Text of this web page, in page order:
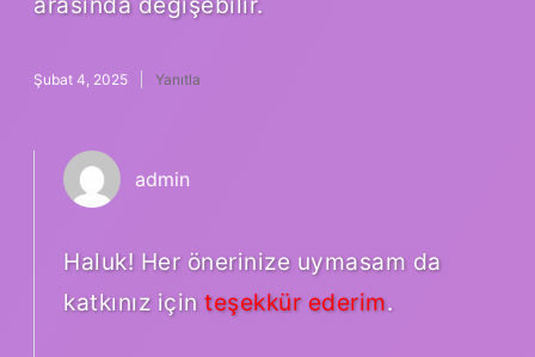
Şubat 4, 2025 Yanıtla
admin
Haluk! Her önerinize uymasam da
katkınız için teşekkür ederim.